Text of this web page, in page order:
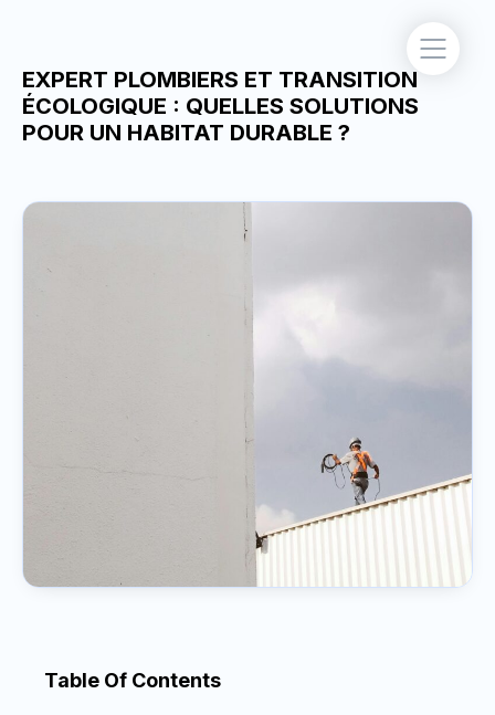
EXPERT PLOMBIERS ET TRANSITION
ÉCOLOGIQUE : QUELLES SOLUTIONS
POUR UN HABITAT DURABLE ?
Table Of Contents